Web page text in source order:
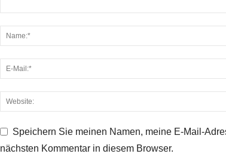
Speichern Sie meinen Namen, meine E-Mail-
nächsten Kommentar in diesem Browser.